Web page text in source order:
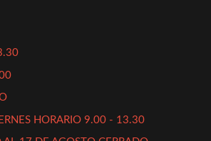
HORARIO 9.00 - 13.30